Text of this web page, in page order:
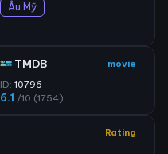
Âu Mỹ
TMDB movie
ID: 10796
6.1 /10 (1754)
Rating